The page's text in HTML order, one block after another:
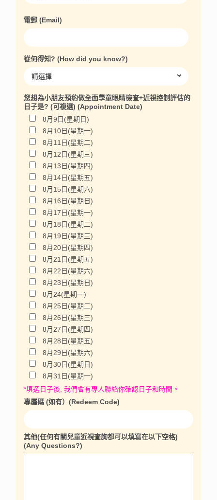
電郵 (Email)
從何得知? (How did you know?)
您想為小朋友預約做全面學童眼睛檢查+近視控制評估的
日子是? (可複選) (Appointment Date)
8月9日(星期日)
8月10日(星期一)
8月11日(星期二)
8月12日(星期三)
8月13日(星期四)
8月14日(星期五)
8月15日(星期六)
8月16日(星期日)
8月17日(星期一)
8月18日(星期二)
8月19日(星期三)
8月20日(星期四)
8月21日(星期五)
8月22日(星期六)
8月23日(星期日)
8月24(星期一)
8月25日(星期二)
8月26日(星期三)
8月27日(星期四)
8月28日(星期五)
8月29日(星期六)
8月30日(星期日)
8月31日(星期一)
*填選日子後, 我們會有專人聯絡你確認日子和時間。
專屬碼 (如有）(Redeem Code)
其他(任何有關兒童近視查詢都可以填寫在以下空格)
(Any Questions?)